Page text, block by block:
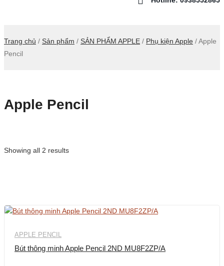
Trang chủ / Sản phẩm / SẢN PHẨM APPLE / Phụ kiện Apple / Apple
Pencil
Apple Pencil
Showing all 2 results
APPLE PENCIL
Bút thông minh Apple Pencil 2ND MU8F2ZP/A